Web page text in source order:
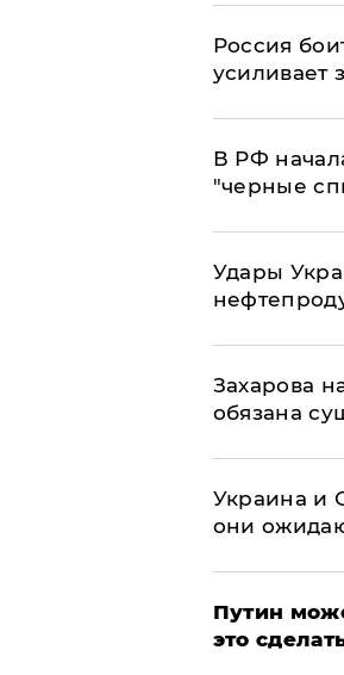
Россия
усиливает
​В РФ
"черные
Удары
​Захарова
обязана
Украина и
они
Путин
это